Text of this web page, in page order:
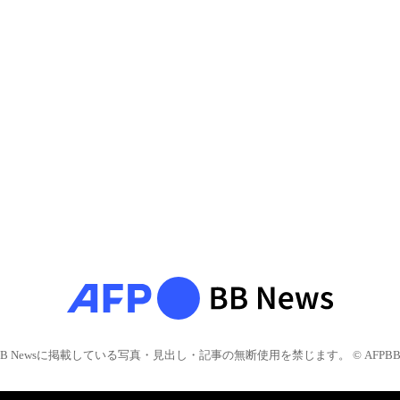
Newsに掲載している写真・見出し・記事の無断使用を禁じます。 © AFPBB